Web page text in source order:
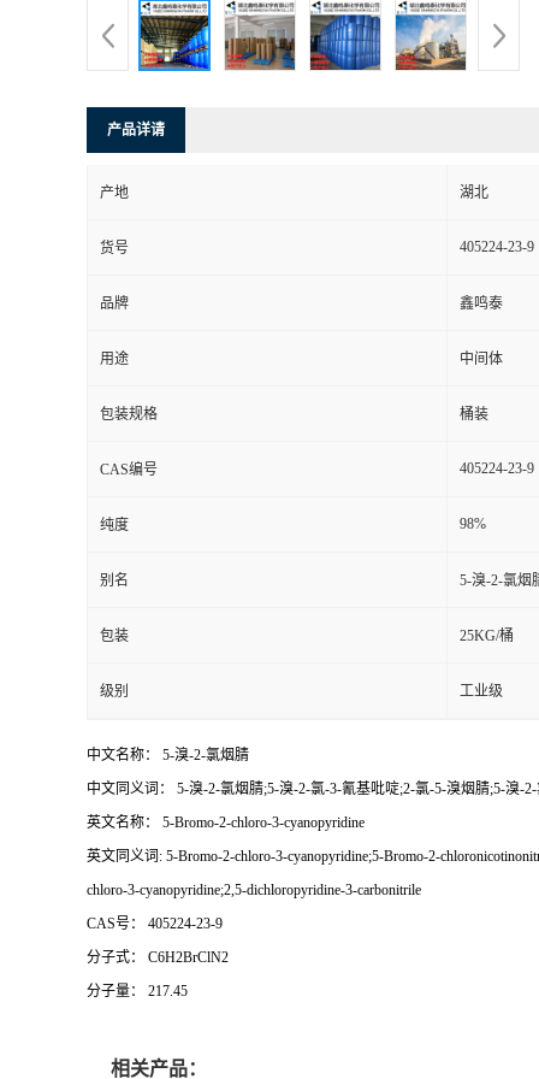
产品详请
产地 湖北
货号 405224-23-9
品牌 鑫鸣泰
用途 中间体
包装规格 桶装
CAS编号 405224-23-9
纯度 98%
别名 5-溴-2-氯烟
包装 25KG/桶
级别 工业级
中文名称： 5-溴-2-氯烟腈
中文同义词： 5-溴-2-氯烟腈;5-溴-2-氯-3-氰基吡啶;2-氯-5-溴烟腈;5-溴-
英文名称： 5-Bromo-2-chloro-3-cyanopyridine
英文同义词: 5-Bromo-2-chloro-3-cyanopyridine;5-Bromo-2-
chloro-3-cyanopyridine;2,5-dichloropyridine-3-carbonitrile
CAS号： 405224-23-9
分子式： C6H2BrClN2
分子量： 217.45
相关产品：